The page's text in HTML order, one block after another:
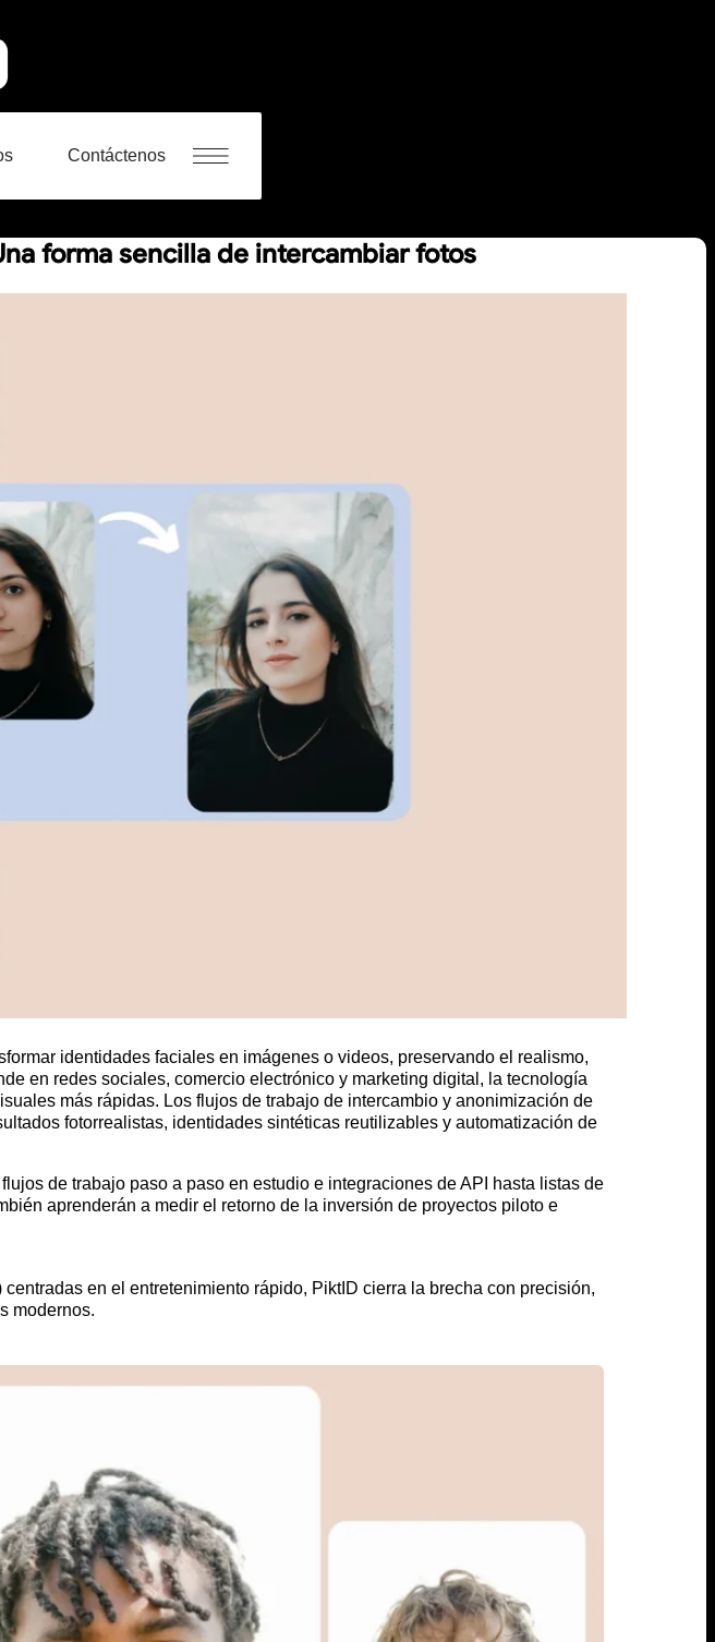
Contáctenos
forma sencilla de intercambiar fotos
identidades faciales en imágenes o videos, preservando el realismo,
en redes sociales, comercio electrónico y marketing digital, la tecnología
más rápidas. Los flujos de trabajo de intercambio y anonimización de
fotorrealistas, identidades sintéticas reutilizables y automatización de
de trabajo paso a paso en estudio e integraciones de API hasta listas de
aprenderán a medir el retorno de la inversión de proyectos piloto e
en el entretenimiento rápido, PiktID cierra la brecha con precisión,
modernos.